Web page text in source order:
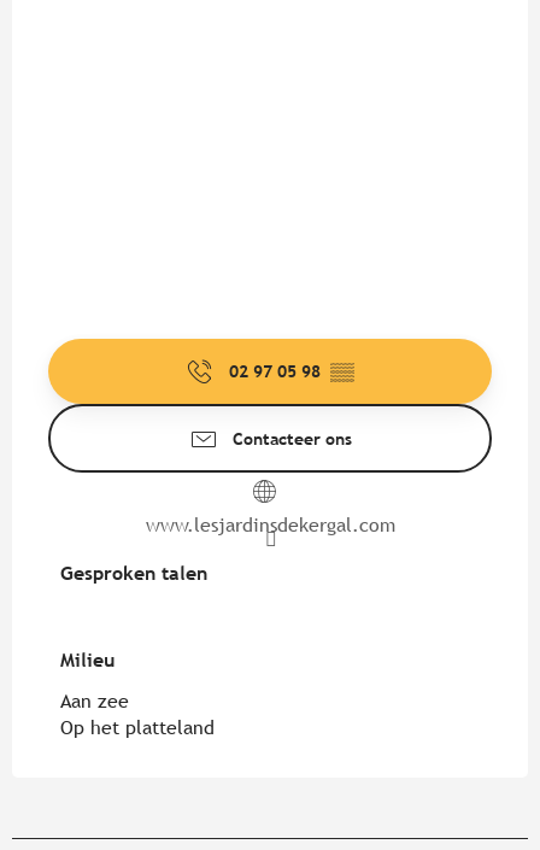
02 97 05 98 ▒▒
Contacteer ons
www.lesjardinsdekergal.com
Gesproken talen
Gesproken talen
Milieu
Milieu
Aan zee
Op het platteland